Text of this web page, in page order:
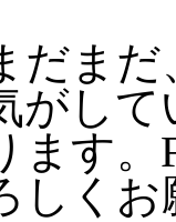
だま
がして
ます。
しく